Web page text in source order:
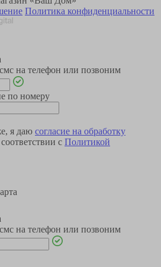
Политика конфиденциальности
на телефон или позвоним
по номеру
я даю согласие на обработку
с Политикой
на телефон или позвоним